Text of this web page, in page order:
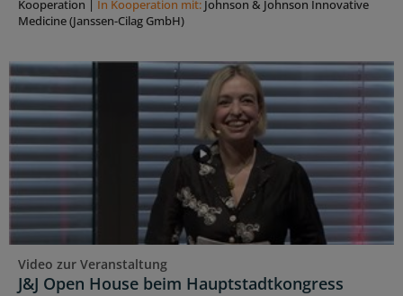
Kooperation In Kooperation mit: Johnson & Johnson Innovative
Medicine (Janssen-Cilag GmbH)
Video zur Veranstaltung
J&J Open House beim Hauptstadtkongress